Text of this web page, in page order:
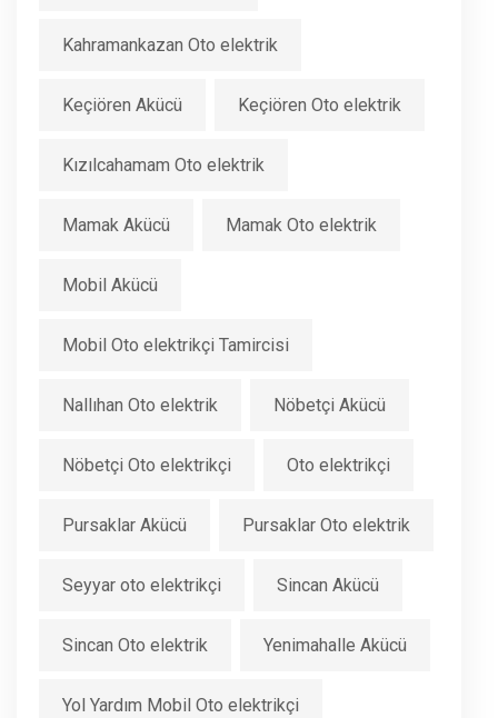
Kahramankazan Oto elektrik
Keçiören Akücü Keçiören Oto elektrik
Kızılcahamam Oto elektrik
Mamak Akücü Mamak Oto elektrik
Mobil Akücü
Mobil Oto elektrikçi Tamircisi
Nallıhan Oto elektrik Nöbetçi Akücü
Nöbetçi Oto elektrikçi Oto elektrikçi
Pursaklar Akücü Pursaklar Oto elektrik
Seyyar oto elektrikçi Sincan Akücü
Sincan Oto elektrik Yenimahalle Akücü
Yol Yardım Mobil Oto elektrikçi